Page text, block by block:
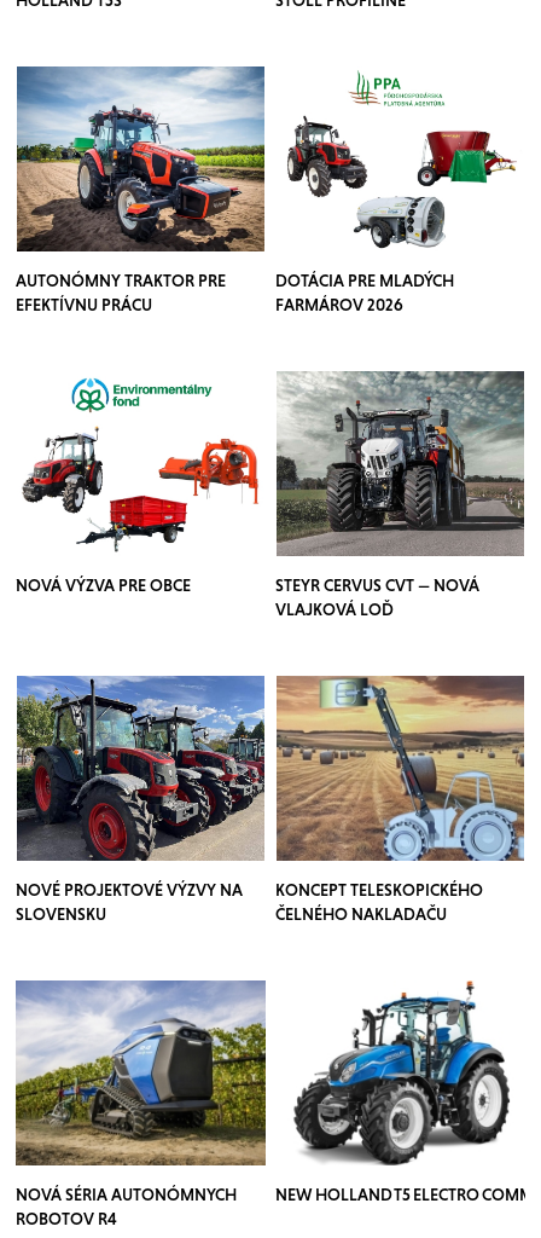
AUTONÓMNY TRAKTOR PRE
EFEKTÍVNU PRÁCU
DOTÁCIA PRE MLADÝCH
FARMÁROV 2026
NOVÁ VÝZVA PRE OBCE
STEYR CERVUS CVT — NOVÁ
VLAJKOVÁ LOĎ
NOVÉ PROJEKTOVÉ VÝZVY NA
SLOVENSKU
KONCEPT TELESKOPICKÉHO
ČELNÉHO NAKLADAČU
NOVÁ SÉRIA AUTONÓMNYCH
ROBOTOV R4
NEW HOLLAND T5 ELECTRO